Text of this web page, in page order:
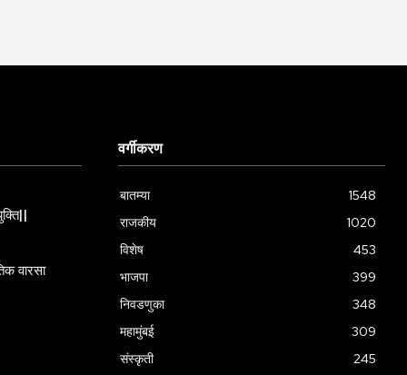
वारसा
वर्गीकरण
बातम्या
1548
राजकीय
1020
विशेष
453
भाजपा
399
निवडणुका
348
महामुंबई
309
संस्कृती
245